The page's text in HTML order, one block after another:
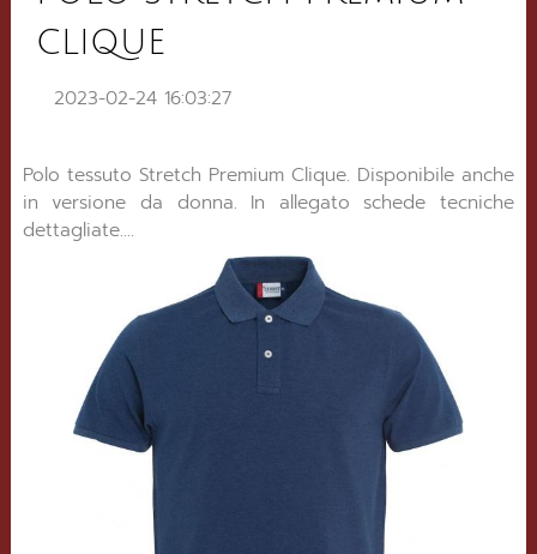
CLIQUE
2023-02-24 16:03:27
Polo tessuto Stretch Premium Clique. Disponibile anche
in versione da donna. In allegato schede tecniche
dettagliate....